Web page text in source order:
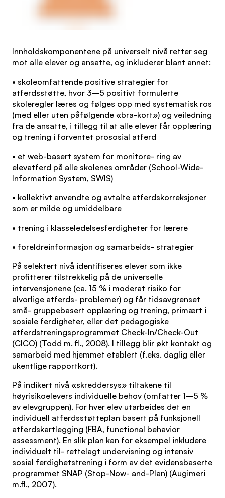
Innholdskomponentene på universelt nivå retter seg
mot alle elever og ansatte, og inkluderer blant annet:
• skoleomfattende positive strategier for
atferdsstøtte, hvor 3–5 positivt formulerte
skoleregler læres og følges opp med systematisk ros
(med eller uten påfølgende «bra-kort») og veiledning
fra de ansatte, i tillegg til at alle elever får opplæring
og trening i forventet prososial atferd
• et web-basert system for monitore- ring av
elevatferd på alle skolenes områder (School-Wide-
Information System, SWIS)
• kollektivt anvendte og avtalte atferdskorreksjoner
som er milde og umiddelbare
• trening i klasseledelsesferdigheter for lærere
• foreldreinformasjon og samarbeids- strategier
På selektert nivå identifiseres elever som ikke
profitterer tilstrekkelig på de universelle
intervensjonene (ca. 15 % i moderat risiko for
alvorlige atferds- problemer) og får tidsavgrenset
små- gruppebasert opplæring og trening, primært i
sosiale ferdigheter, eller det pedagogiske
atferdstreningsprogrammet Check-In/Check-Out
(CICO) (Todd m. fl., 2008). I tillegg blir økt kontakt og
samarbeid med hjemmet etablert (f.eks. daglig eller
ukentlige rapportkort).
På indikert nivå «skreddersys» tiltakene til
høyrisikoelevers individuelle behov (omfatter 1–5 %
av elevgruppen). For hver elev utarbeides det en
individuell atferdsstøtteplan basert på funksjonell
atferdskartlegging (FBA, functional behavior
assessment). En slik plan kan for eksempel inkludere
individuelt til- rettelagt undervisning og intensiv
sosial ferdighetstrening i form av det evidensbaserte
programmet SNAP (Stop-Now- and-Plan) (Augimeri
m.fl., 2007).